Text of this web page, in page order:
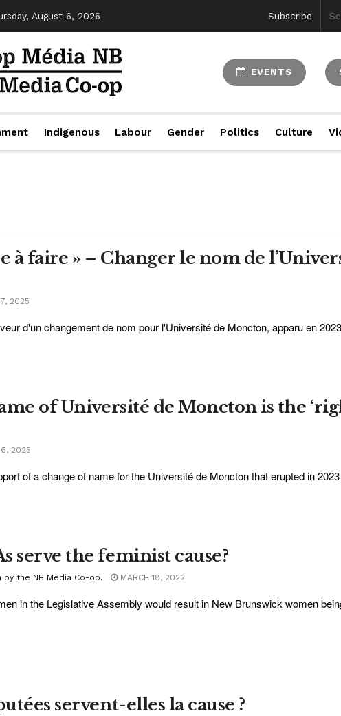
August 6, 2026 Subscribe
EVENTS
Indigenous Labour Gender Politics Culture
à faire » – Changer le nom de
2025
d'un changement de nom pour l'Université de Moncton, apparu en
of Université de Moncton is the
2025
of a change of name for the Université de Moncton that erupted in
serve the feminist cause?
by the NB Media Co-op. MARCH 18, 2022
in the Legislative Assembly would result in New Brunswick women
servent-elles la cause ?